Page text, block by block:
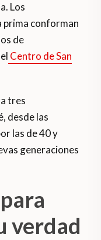
Los
conforman
de
Centro de San
tres
desde las
las de 40 y
generaciones
verdad